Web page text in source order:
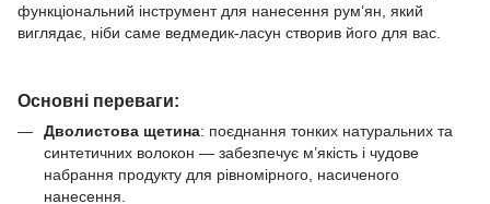
функціональний інструмент для нанесення рум’ян, який
виглядає, ніби саме ведмедик-ласун створив його для вас.
Основні переваги:
Дволистова щетина: поєднання тонких натуральних та
синтетичних волокон — забезпечує м’якість і чудове
набрання продукту для рівномірного, насиченого
нанесення.